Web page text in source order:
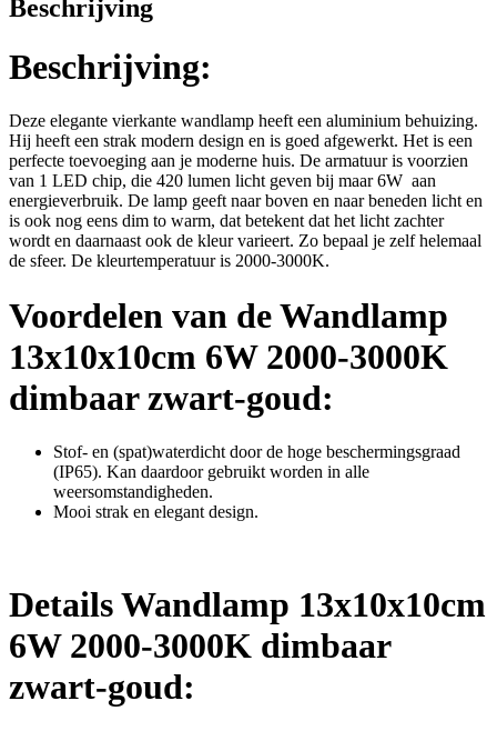
Beschrijving
Beschrijving:
Deze elegante vierkante wandlamp heeft een aluminium behuizing.
Hij heeft een strak modern design en is goed afgewerkt. Het is een
perfecte toevoeging aan je moderne huis. De armatuur is voorzien
van 1 LED chip, die 420 lumen licht geven bij maar 6W aan
energieverbruik. De lamp geeft naar boven en naar beneden licht en
is ook nog eens dim to warm, dat betekent dat het licht zachter
wordt en daarnaast ook de kleur varieert. Zo bepaal je zelf helemaal
de sfeer. De kleurtemperatuur is 2000-3000K.
Voordelen van de Wandlamp
13x10x10cm 6W 2000-3000K
dimbaar zwart-goud:
Stof- en (spat)waterdicht door de hoge beschermingsgraad
(IP65). Kan daardoor gebruikt worden in alle
weersomstandigheden.
Mooi strak en elegant design.
Details Wandlamp 13x10x10cm
6W 2000-3000K dimbaar
zwart-goud: